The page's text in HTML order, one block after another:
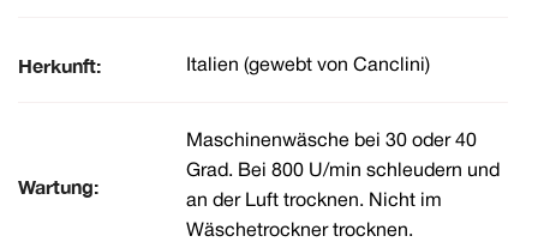
Herkunft: Italien (gewebt von Canclini)
Wartung:
Maschinenwäsche bei 30 oder 40
Grad. Bei 800 U/min schleudern und
an der Luft trocknen. Nicht im
Wäschetrockner trocknen.